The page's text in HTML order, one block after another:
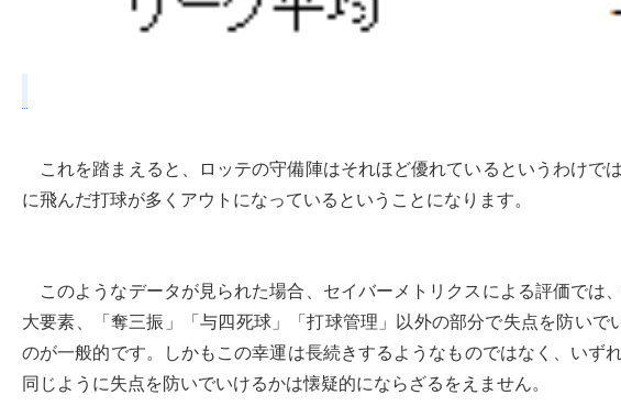
これを踏まえると、ロッテの守備陣はそれほど優れているというわけで
に飛んだ打球が多くアウトになっているということになります。
このようなデータが見られた場合、セイバーメトリクスによる評価では
大要素、「奪三振」「与四死球」「打球管理」以外の部分で失点を防いで
のが一般的です。しかもこの幸運は長続きするようなものではなく、いず
同じように失点を防いでいけるかは懐疑的にならざるをえません。